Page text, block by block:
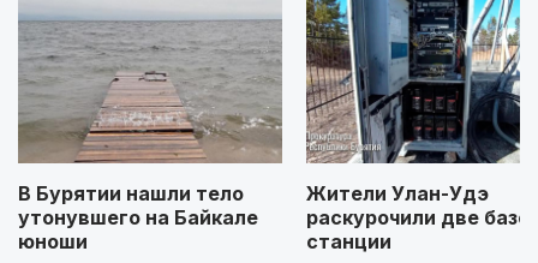
В Бурятии нашли тело
утонувшего на Байкале
юноши
Жители Улан-Удэ
раскурочили две
станции